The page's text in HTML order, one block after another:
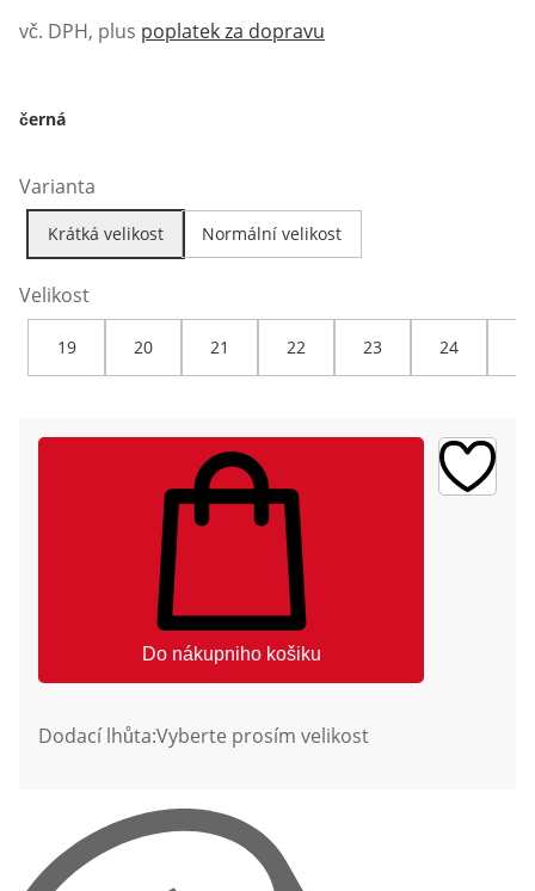
vč. DPH, plus poplatek za dopravu
černá
Varianta
Krátká velikost Normální velikost
Velikost
19 20 21 22 23 24
Do nákupniho košiku
Dodací lhůta:Vyberte prosím velikost